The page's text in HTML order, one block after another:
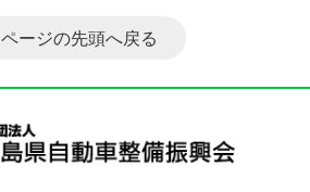
ページの先頭へ戻る